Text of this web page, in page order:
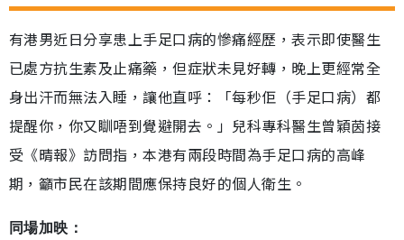
有港男近日分享患上手足口病的慘痛經歷，表示即使醫生
已處方抗生素及止痛藥，但症狀未見好轉，晚上更經常全
身出汗而無法入睡，讓他直呼：「每秒佢（手足口病）都
提醒你，你又瞓唔到覺避開去。」兒科專科醫生曾穎茵接
受《晴報》訪問指，本港有兩段時間為手足口病的高峰
期，籲市民在該期間應保持良好的個人衛生。
同場加映：